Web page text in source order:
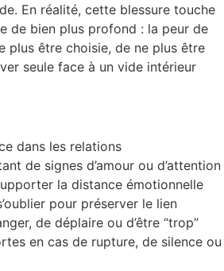
En réalité, cette blessure touche
de bien plus profond : la peur de
plus être choisie, de ne plus être
seule face à un vide intérieur
dans les relations
de signes d’amour ou d’attention
la distance émotionnelle
pour préserver le lien
de déplaire ou d’être “trop”
en cas de rupture, de silence ou